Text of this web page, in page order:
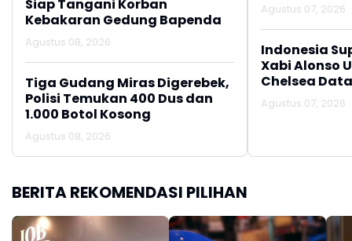
Siap Tangani Korban
Kebakaran Gedung Bapenda
Agustus 08, 2026
Tiga Gudang Miras Digerebek,
Polisi Temukan 400 Dus dan
1.000 Botol Kosong
Agustus 08, 2026
Agustus 07, 2026
Indonesia
Xabi Alonso
Chelsea
Agustus 07, 2026
BERITA REKOMENDASI PILIHAN